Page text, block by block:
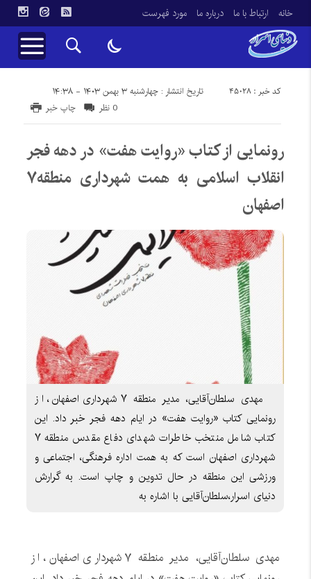
خانه ارتباط با ما درباره ما مورد فهرست
تاریخ انتشار : چهارشنبه ۳ بهمن ۱۴۰۳ - ۱۴:۳۸ کد خبر : 45028
چاپ خبر 0 نظر
رونمایی از کتاب «روایت هفت» در دهه فجر
انقلاب اسلامی به همت شهرداری منطقه۷
اصفهان
مهدی سلطان‌آقایی، مدیر منطقه ۷ شهرداری اصفهان، از
رونمایی کتاب «روایت هفت» در ایام دهه فجر خبر داد. این
کتاب شامل منتخب خاطرات شهدای دفاع مقدس منطقه ۷
شهرداری اصفهان است که به همت اداره فرهنگی، اجتماعی و
ورزشی این منطقه در حال تدوین و چاپ است. به گرارش
دنیای اسرار،سلطان‌آقایی با اشاره به
مهدی سلطان‌آقایی، مدیر منطقه ۷ شهرداری اصفهان، از